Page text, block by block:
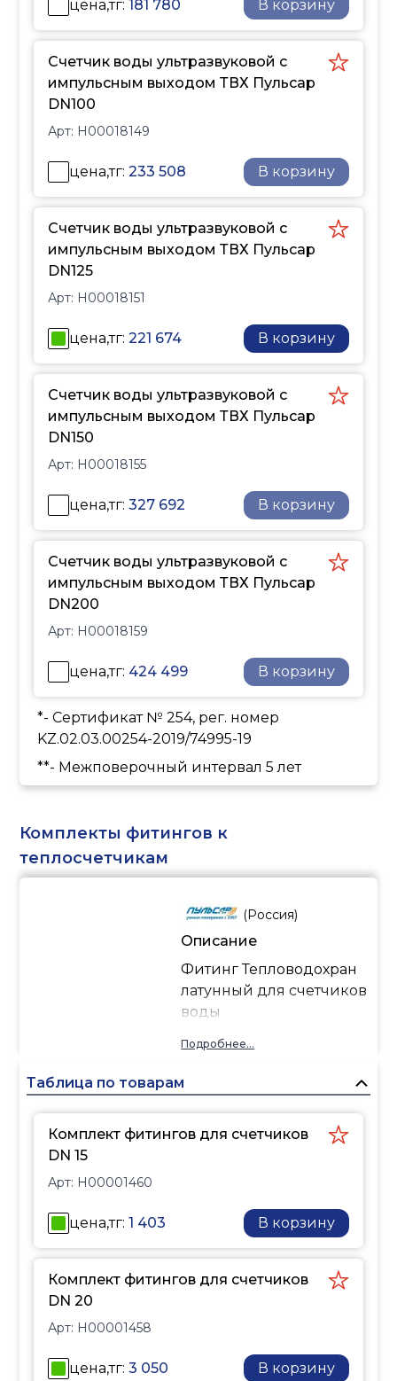
цена,тг:181 780 В корзину
Счетчик воды ультразвуковой с
импульсным выходом ТВХ Пульсар
DN100
Арт: Н00018149
цена,тг:233 508 В корзину
Счетчик воды ультразвуковой с
импульсным выходом ТВХ Пульсар
DN125
Арт: Н00018151
цена,тг:221 674 В корзину
Счетчик воды ультразвуковой с
импульсным выходом ТВХ Пульсар
DN150
Арт: Н00018155
цена,тг:327 692 В корзину
Счетчик воды ультразвуковой с
импульсным выходом ТВХ Пульсар
DN200
Арт: Н00018159
цена,тг: 424 499 В корзину
*- Сертификат № 254, рег. номер
KZ.02.03.00254-2019/74995-19
**- Межповерочный интервал 5 лет
Комплекты фитингов к
теплосчетчикам
(Россия)
Описание
Фитинг Тепловодохран
латунный для счетчиков
воды
Подробнее...
Таблица по товарам
Комплект фитингов для счетчиков
DN 15
Арт: H00001460
цена,тг:1 403 В корзину
Комплект фитингов для счетчиков
DN 20
Арт: H00001458
цена,тг:3 050 В корзину